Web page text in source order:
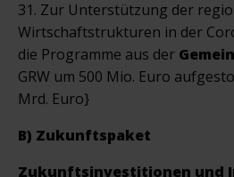
31. Zur Unterstützung der
Wirtschaftstrukturen in der
die Programme aus der
GRW um 500 Mio. Euro
Mrd. Euro}
B) Zukunftspaket
Zukunftsinvestitionen und